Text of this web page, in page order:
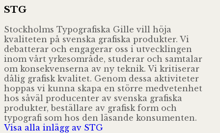
STG
Stockholms Typografiska Gille vill höja
kvaliteten på svenska grafiska produkter. Vi
debatterar och engagerar oss i utvecklingen
inom vårt yrkesområde, studerar och samtalar
om konsekvenserna av ny teknik. Vi kritiserar
dålig grafisk kvalitet. Genom dessa aktiviteter
hoppas vi kunna skapa en större medvetenhet
hos såväl producenter av svenska grafiska
produkter, beställare av grafisk form och
typografi som hos den läsande konsumenten.
Visa alla inlägg av STG